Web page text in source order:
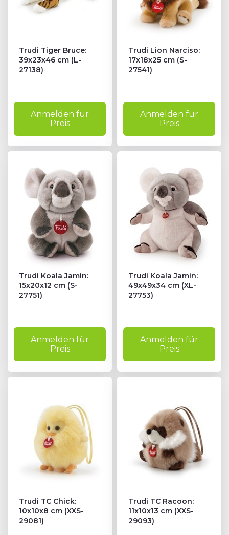
Trudi Tiger Bruce:
39x23x46 cm (L-
27138)
Anmelden für
Preis
Trudi Lion Narciso:
17x18x25 cm (S-
27541)
Anmelden für
Preis
Trudi Koala Jamin:
15x20x12 cm (S-
27751)
Anmelden für
Preis
Trudi Koala Jamin:
49x49x34 cm (XL-
27753)
Anmelden für
Preis
Trudi TC Chick:
10x10x8 cm (XXS-
29081)
Trudi TC Racoon:
11x10x13 cm (XXS-
29093)